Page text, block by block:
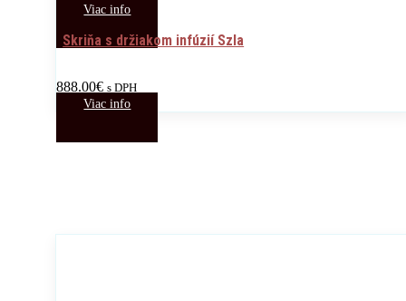
Viac info
Skriňa s držiakom infúzií Szla
888.00€ s DPH
Viac info